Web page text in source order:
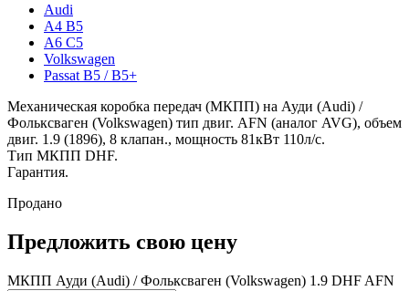
Audi
A4 B5
A6 C5
Volkswagen
Passat B5 / B5+
Механическая коробка передач (МКПП) на Ауди (Audi) /
Фольксваген (Volkswagen) тип двиг. AFN (аналог AVG), объем
двиг. 1.9 (1896), 8 клапан., мощность 81кВт 110л/с.
Тип МКПП DHF.
Гарантия.
Продано
Предложить свою цену
МКПП Ауди (Audi) / Фольксваген (Volkswagen) 1.9 DHF AFN